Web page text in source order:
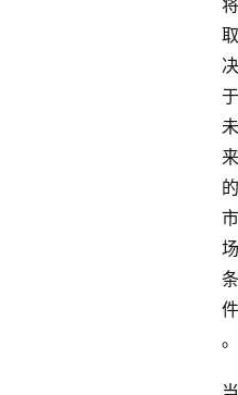
将
取
决
于
未
来
的
市
场
条
件
。